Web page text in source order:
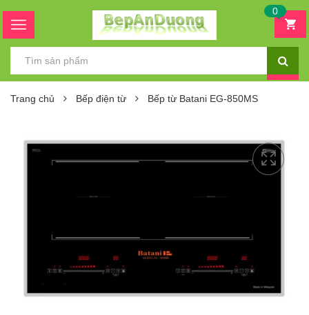
0
Trang chủ Bếp điện từ Bếp từ Batani EG-850MS